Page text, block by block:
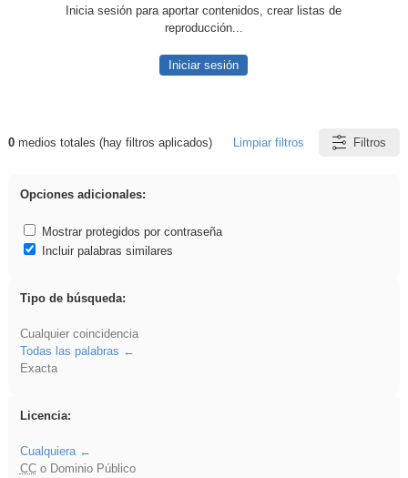
Inicia sesión para aportar contenidos, crear listas de
reproducción...
Iniciar sesión
Resultados de: 3ESO
0medios totales (hay filtros aplicados) Limpiar filtros Filtros
Opciones adicionales:
Mostrar protegidos por contraseña
Incluir palabras similares
Tipo de búsqueda:
Cualquier coincidencia
Todas las palabras
Exacta
Licencia:
Cualquiera
CCo Dominio Público